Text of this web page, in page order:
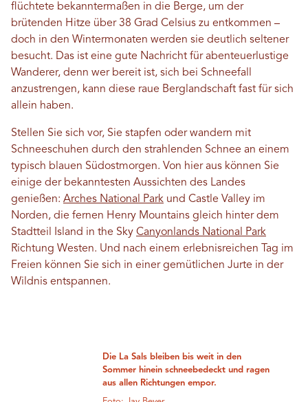
flüchtete bekanntermaßen in die Berge, um der
brütenden Hitze über 38 Grad Celsius zu entkommen –
doch in den Wintermonaten werden sie deutlich seltener
besucht. Das ist eine gute Nachricht für abenteuerlustige
Wanderer, denn wer bereit ist, sich bei Schneefall
anzustrengen, kann diese raue Berglandschaft fast für sich
allein haben.
Stellen Sie sich vor, Sie stapfen oder wandern mit
Schneeschuhen durch den strahlenden Schnee an einem
typisch blauen Südostmorgen. Von hier aus können Sie
einige der bekanntesten Aussichten des Landes
genießen: Arches National Park und Castle Valley im
Norden, die fernen Henry Mountains gleich hinter dem
Stadtteil Island in the Sky Canyonlands National Park
Richtung Westen. Und nach einem erlebnisreichen Tag im
Freien können Sie sich in einer gemütlichen Jurte in der
Wildnis entspannen.
Die La Sals bleiben bis weit in den
Sommer hinein schneebedeckt und ragen
aus allen Richtungen empor.